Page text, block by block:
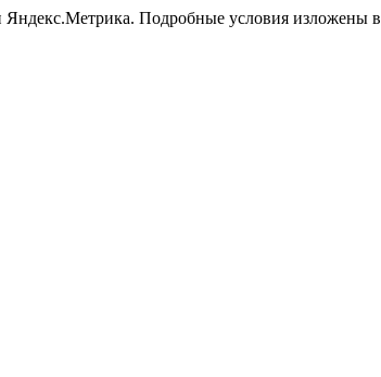
Яндекс.Метрика. Подробные условия изложены в